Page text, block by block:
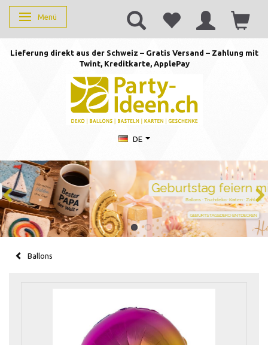
Anzeige ändern
Menü
Lieferung direkt aus der Schweiz – Gratis Versand – Zahlung mit
Twint, Kreditkarte, ApplePay
DE
Geburtstag feiern mit Stil
Ballons · Tischdeko · Karten · Zahlen
GEBURTSTAGSDEKO ENTDECKEN
Ballons